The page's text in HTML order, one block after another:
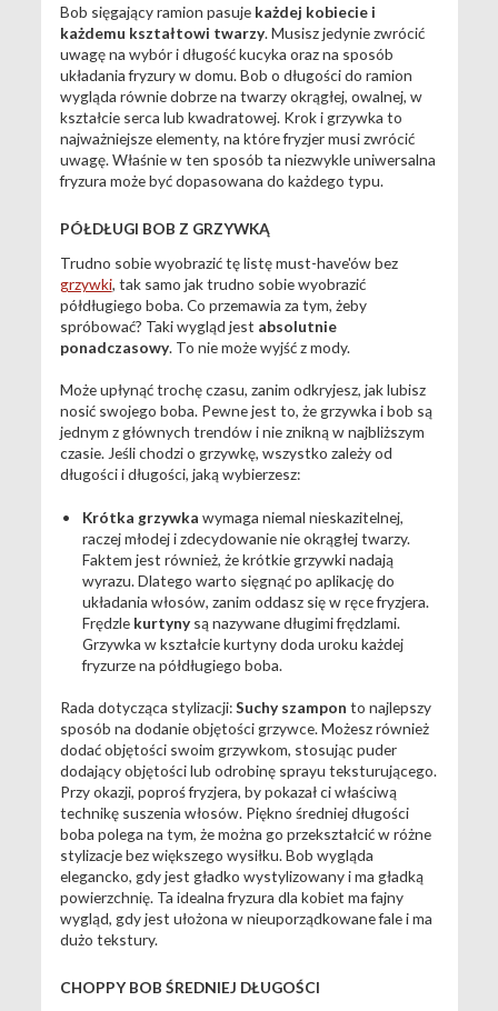
Bob sięgający ramion pasuje każdej kobiecie i
każdemu kształtowi twarzy. Musisz jedynie zwrócić
uwagę na wybór i długość kucyka oraz na sposób
układania fryzury w domu. Bob o długości do ramion
wygląda równie dobrze na twarzy okrągłej, owalnej, w
kształcie serca lub kwadratowej. Krok i grzywka to
najważniejsze elementy, na które fryzjer musi zwrócić
uwagę. Właśnie w ten sposób ta niezwykle uniwersalna
fryzura może być dopasowana do każdego typu.
PÓŁDŁUGI BOB Z GRZYWKĄ
Trudno sobie wyobrazić tę listę must-have'ów bez
grzywki, tak samo jak trudno sobie wyobrazić
półdługiego boba. Co przemawia za tym, żeby
spróbować? Taki wygląd jest absolutnie
ponadczasowy. To nie może wyjść z mody.
Może upłynąć trochę czasu, zanim odkryjesz, jak lubisz
nosić swojego boba. Pewne jest to, że grzywka i bob są
jednym z głównych trendów i nie znikną w najbliższym
czasie. Jeśli chodzi o grzywkę, wszystko zależy od
długości i długości, jaką wybierzesz:
Krótka grzywka wymaga niemal nieskazitelnej,
raczej młodej i zdecydowanie nie okrągłej twarzy.
Faktem jest również, że krótkie grzywki nadają
wyrazu. Dlatego warto sięgnąć po aplikację do
układania włosów, zanim oddasz się w ręce fryzjera.
Frędzle kurtyny są nazywane długimi frędzlami.
Grzywka w kształcie kurtyny doda uroku każdej
fryzurze na półdługiego boba.
Rada dotycząca stylizacji:Suchy szampon to najlepszy
sposób na dodanie objętości grzywce. Możesz również
dodać objętości swoim grzywkom, stosując puder
dodający objętości lub odrobinę sprayu teksturującego.
Przy okazji, poproś fryzjera, by pokazał ci właściwą
technikę suszenia włosów. Piękno średniej długości
boba polega na tym, że można go przekształcić w różne
stylizacje bez większego wysiłku. Bob wygląda
elegancko, gdy jest gładko wystylizowany i ma gładką
powierzchnię. Ta idealna fryzura dla kobiet ma fajny
wygląd, gdy jest ułożona w nieuporządkowane fale i ma
dużo tekstury.
CHOPPY BOB ŚREDNIEJ DŁUGOŚCI